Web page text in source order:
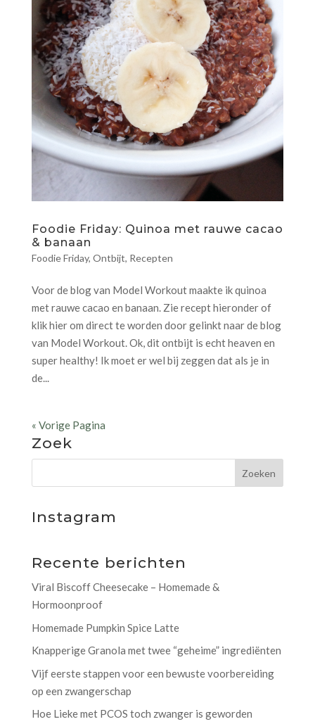
Foodie Friday: Quinoa met rauwe cacao
& banaan
Foodie Friday, Ontbijt, Recepten
Voor de blog van Model Workout maakte ik quinoa
met rauwe cacao en banaan. Zie recept hieronder of
klik hier om direct te worden door gelinkt naar de blog
van Model Workout. Ok, dit ontbijt is echt heaven en
super healthy! Ik moet er wel bij zeggen dat als je in
de...
« Vorige Pagina
Zoek
Instagram
Recente berichten
Viral Biscoff Cheesecake – Homemade &
Hormoonproof
Homemade Pumpkin Spice Latte
Knapperige Granola met twee “geheime” ingrediënten
Vijf eerste stappen voor een bewuste voorbereiding
op een zwangerschap
Hoe Lieke met PCOS toch zwanger is geworden